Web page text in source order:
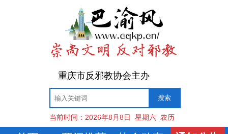
重庆市反邪教协会主办
当前时间： 2026年8月8日 星期六 农历